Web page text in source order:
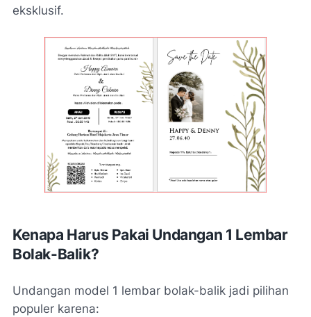
eksklusif.
Kenapa Harus Pakai Undangan 1 Lembar
Bolak-Balik?
Undangan model 1 lembar bolak-balik jadi pilihan
populer karena: